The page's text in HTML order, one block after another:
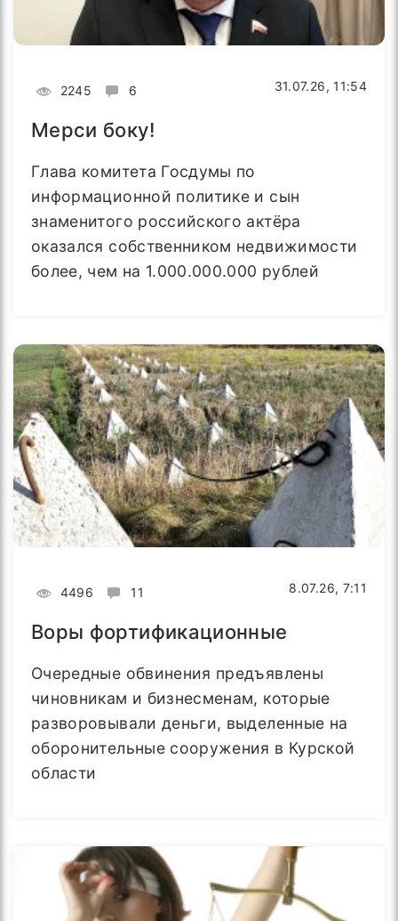
2245 6 31.07.26, 11:54
Мерси боку!
Глава комитета Госдумы по
информационной политике и сын
знаменитого российского актёра
оказался собственником недвижимости
более, чем на 1.000.000.000 рублей
4496 11 8.07.26, 7:11
Воры фортификационные
Очередные обвинения предъявлены
чиновникам и бизнесменам, которые
разворовывали деньги, выделенные на
оборонительные сооружения в Курской
области